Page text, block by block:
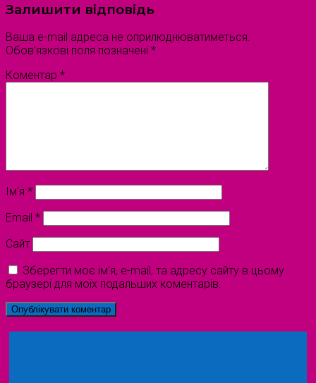
Залишити відповідь
Ваша e-mail адреса не оприлюднюватиметься.
Обов’язкові поля позначені *
Коментар *
Ім'я *
Email *
Сайт
Зберегти моє ім'я, e-mail, та адресу сайту в цьому
браузері для моїх подальших коментарів.